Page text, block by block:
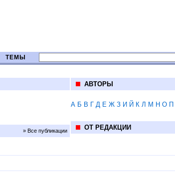
ТЕМЫ
» Все публикации
АВТОРЫ
А Б В Г Д Е Ж З И Й К Л М Н О П
ОТ РЕДАКЦИИ